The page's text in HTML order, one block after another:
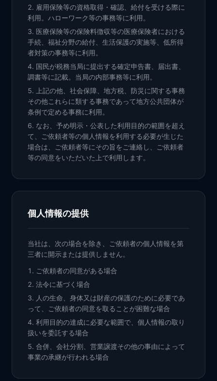
雇用保険等の資格取得・確認、給付を受ける際に
利用。ハローワーク等の事務等に利用。
医療保険等の保険料徴収等の医療保険者における
手続、福祉分野の給付、生活保護の実施等、低所得
者対策の事務等に利用。
国民が税務当局に提出する確定申告書、届出書、
調書等に記載。当局の内部事務等に利用。
上記の他、社会保障、地方税、防災に関する事務
その他これらに類する事務であって地方公共団体が
条例で定める事務に利用。
なお、予め明示・公表した利用目的の範囲を超え
て、ご依頼者等の個人情報を利用する必要が生じた
場合は、ご依頼者等にその旨をご連絡し、ご依頼者
等の同意をいただいた上で利用します。
個人情報の提供
当社は、次の場合を除き、ご依頼者の個人情報を第
三者に開示または提供しません。
ご依頼者の同意がある場合
法令に基づく場合
人の生命、身体又は財産の保護のために必要であ
って、ご依頼者の同意を取ることが困難な場合
利用目的の達成に必要な範囲で、個人情報の取り
扱いを委託する場合
合併、会社分割、営業譲渡その他の事由によって
事業の承継が行われる場合